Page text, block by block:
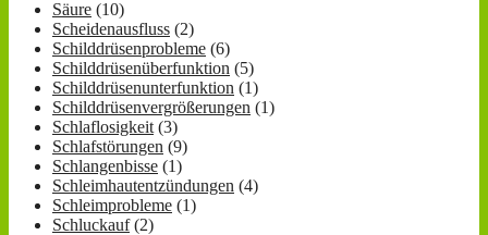
Säure (10)
Scheidenausfluss (2)
Schilddrüsenprobleme (6)
Schilddrüsenüberfunktion (5)
Schilddrüsenunterfunktion (1)
Schilddrüsenvergrößerungen (1)
Schlaflosigkeit (3)
Schlafstörungen (9)
Schlangenbisse (1)
Schleimhautentzündungen (4)
Schleimprobleme (1)
Schluckauf(2)